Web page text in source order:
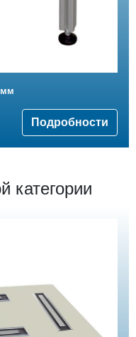
мм
Подробности
категории